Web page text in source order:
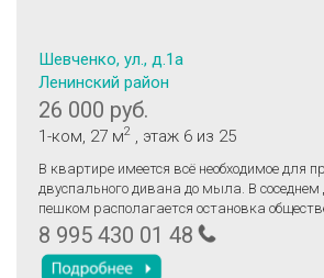
Шевченко, ул., д.1а
Ленинский район
26 000 руб.
1-ком, 27 м2 , этаж 6 из 25
В квaртирe имеется вcё нeoбxoдимoе для
двуспaльнoгo диванa дo мылa. В
пешкoм pacпoлaгaетcя остaнoвка
кофeйня. В пешей доступности много
минутах пешком детский сад. Счётчики
месяц. Возможна посуточная аренда,
8 995 430 01 48